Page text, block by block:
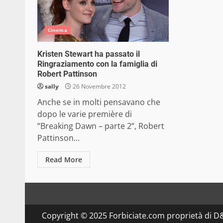
Cinema
Kristen Stewart ha passato il
Ringraziamento con la famiglia di
Robert Pattinson
sally 26 Novembre 2012
Anche se in molti pensavano che
dopo le varie première di
“Breaking Dawn – parte 2“, Robert
Pattinson...
Read More
Copyright © 2025 Forbiciate.com proprietà di